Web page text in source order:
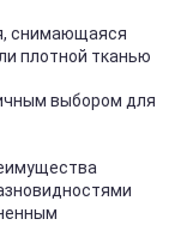
снимающаяся
плотной тканью
выбором для